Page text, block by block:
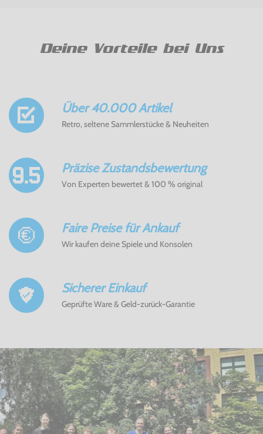
Deine Vorteile bei Uns
Über 40.000 Artikel
Retro, seltene Sammlerstücke & Neuheiten
Präzise Zustandsbewertung
Von Experten bewertet & 100 % original
Faire Preise für Ankauf
Wir kaufen deine Spiele und Konsolen
Sicherer Einkauf
Geprüfte Ware & Geld-zurück-Garantie